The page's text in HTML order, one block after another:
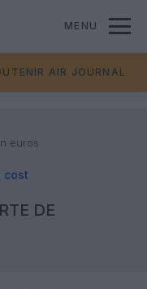
MENU
AIR JOURNAL
euros
cost
DE